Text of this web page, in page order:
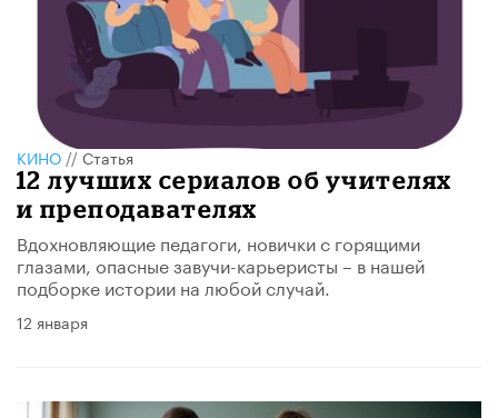
КИНО //Статья
12 лучших сериалов об учителях
и преподавателях
Вдохновляющие педагоги, новички с горящими
глазами, опасные завучи-карьеристы – в нашей
подборке истории на любой случай.
12 января